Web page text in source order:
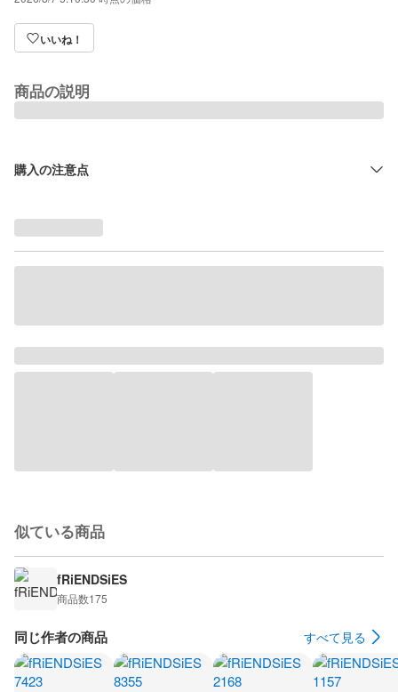
いいね！
商品の説明
購入の注意点
似ている商品
fRiENDSiES
商品数175
同じ作者の商品 すべて見る